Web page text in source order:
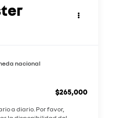
nacional
$265,000
a diario. Por favor,